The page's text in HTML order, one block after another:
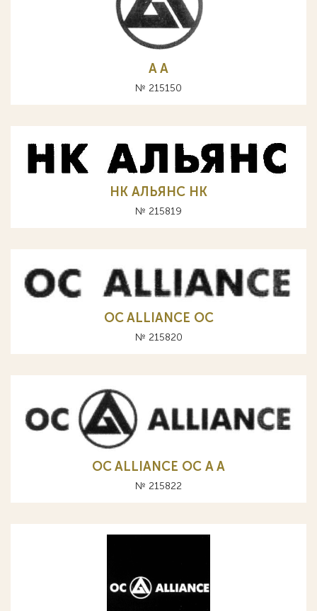
A А
№ 215150
НК АЛЬЯНС HK
№ 215819
OC ALLIANCE ОС
№ 215820
OC ALLIANCE ОС A А
№ 215822